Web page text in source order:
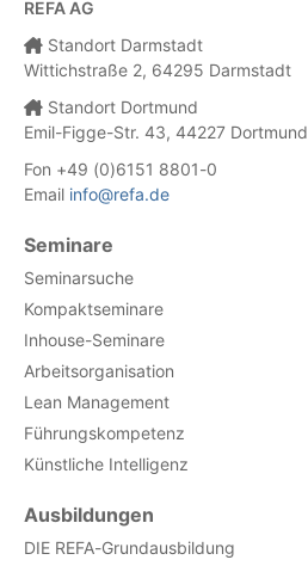
REFA AG
Standort Darmstadt
Wittichstraße 2, 64295 Darmstadt
Standort Dortmund
Emil-Figge-Str. 43, 44227 Dortmund
Fon +49 (0)6151 8801-0
Email info@refa.de
Seminare
Seminarsuche
Kompaktseminare
Inhouse-Seminare
Arbeitsorganisation
Lean Management
Führungskompetenz
Künstliche Intelligenz
Ausbildungen
DIE REFA-Grundausbildung